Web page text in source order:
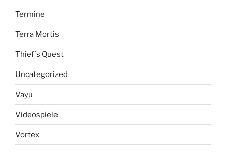
Termine
Terra Mortis
Thief´s Quest
Uncategorized
Vayu
Videospiele
Vortex